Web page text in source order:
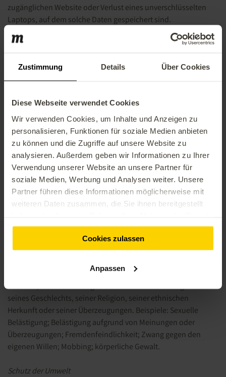
Zustimmung Details Über Cookies
Diese Webseite verwendet Cookies
Wir verwenden Cookies, um Inhalte und Anzeigen zu
personalisieren, Funktionen für soziale Medien anbieten
zu können und die Zugriffe auf unsere Website zu
analysieren. Außerdem geben wir Informationen zu Ihrer
Verwendung unserer Website an unsere Partner für
soziale Medien, Werbung und Analysen weiter. Unsere
Partner führen diese Informationen möglicherweise mit
weiteren Daten zusammen, die Sie ihnen bereitgestellt
gesammelt haben.
Cookies zulassen
Anpassen
zugänglichen Website oder Verlust eines unverschlüsselten
Laptops, auf dem solche Daten gespeichert sind.
Steuerstraftaten
Verringerung oder Verzögerung von Steuerzahlungen.
Beispiele: Vorsätzliche oder fahrlässige Manipulation der
mehrwertsteuerpflichtigen Umsätzen; Weglassen von
steuerrelevanten Informationen; Gestaltung von Verträgen zur
rechtswidrigen Steuerumgehung; Beteiligung an oder
Unterstützung von oben genannten Aktivitäten (auch mit
Dritten).
Wertpapierhandel/Insiderhandel
Beispiele: Weitergabe oder Nutzung von Insiderinformationen,
um einen Gewinn zu erzielen, bevor die Informationen
Diskriminierung/Belästigung
Unerwünschte Annäherungsversuche in verbaler, nonverbaler
von Verletzungen oder anderen physischen oder psychischen
seines Geschlechts, seiner Religion, seiner ethnischen
Herkunft oder seiner Überzeugungen. Beispiele: Sexuelle
Belästigung; Belästigung aufgrund von Meinungen oder
Überzeugungen; Fremdenfeindlichkeit; Zwang gegen den
eigenen Willen; Mobbing; körperliche Gewalt.
Schutz der Umwelt